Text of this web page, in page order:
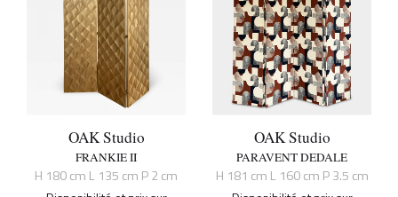
OAK Studio
FRANKIE II
H 180 cm L 135 cm P 2 cm
OAK Studio
PARAVENT DEDALE
H 181 cm L 160 cm P 3.5 cm